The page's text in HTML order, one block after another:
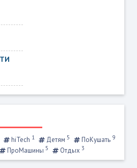
hiTech 1 Детям 5 ПоКушать 9
ПроМашины 5 Отдых 3